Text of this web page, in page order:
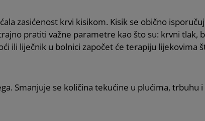
zasićenost krvi kisikom. Kisik se obično
pratiti važne parametre kao što su: krvni tlak,
ili liječnik u bolnici započet će terapiju lijekovima
Smanjuje se količina tekućine u plućima, trbuhu